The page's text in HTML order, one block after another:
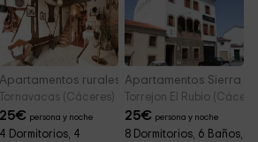
Pedro
Apartamentos rurales Tía Josefa
Tornavacas (Cáceres)
25€ persona y noche
4 Dormitorios, 4
Apartamentos Sierra
Torrejon El Rubio
25€ persona y noche
8 Dormitorios, 6 Baños,